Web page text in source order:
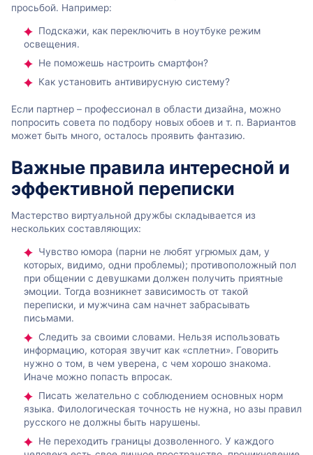
просьбой. Например:
Подскажи, как переключить в ноутбуке режим
освещения.
Не поможешь настроить смартфон?
Как установить антивирусную систему?
Если партнер – профессионал в области дизайна, можно
попросить совета по подбору новых обоев и т. п. Вариантов
может быть много, осталось проявить фантазию.
Важные правила интересной и
эффективной переписки
Мастерство виртуальной дружбы складывается из
нескольких составляющих:
Чувство юмора (парни не любят угрюмых дам, у
которых, видимо, одни проблемы); противоположный пол
при общении с девушками должен получить приятные
эмоции. Тогда возникнет зависимость от такой
переписки, и мужчина сам начнет забрасывать
письмами.
Следить за своими словами. Нельзя использовать
информацию, которая звучит как «сплетни». Говорить
нужно о том, в чем уверена, с чем хорошо знакома.
Иначе можно попасть впросак.
Писать желательно с соблюдением основных норм
языка. Филологическая точность не нужна, но азы правил
русского не должны быть нарушены.
Не переходить границы дозволенного. У каждого